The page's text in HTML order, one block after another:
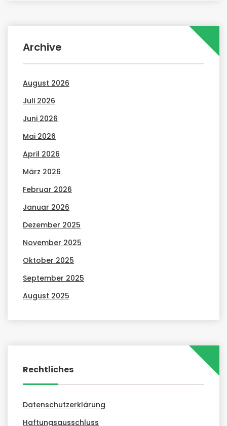
Archive
August 2026
Juli 2026
Juni 2026
Mai 2026
April 2026
März 2026
Februar 2026
Januar 2026
Dezember 2025
November 2025
Oktober 2025
September 2025
August 2025
Rechtliches
Datenschutzerklärung
Haftungsausschluss